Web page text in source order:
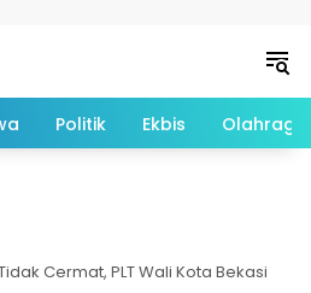
Politik Ekbis Olahraga
Cermat, PLT Wali Kota Bekasi